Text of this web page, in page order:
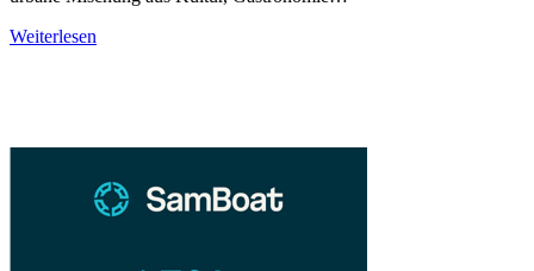
Weiterlesen